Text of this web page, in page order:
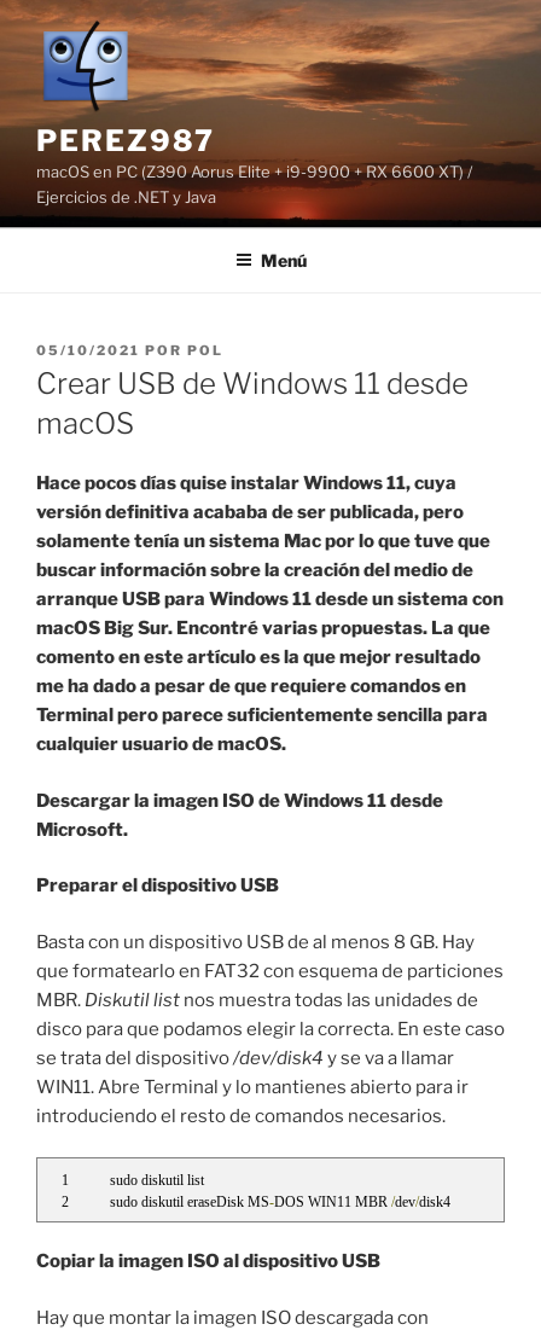
Saltar
contenido
PEREZ987
macOS en PC (Z390 Aorus Elite + i9-9900 + RX 6600 XT) /
Ejercicios de .NET y Java
Menú
PUBLICADO
EL
05/10/2021 POR POL
Crear USB de Windows 11 desde
macOS
Hace pocos días quise instalar Windows 11, cuya
versión definitiva acababa de ser publicada, pero
solamente tenía un sistema Mac por lo que tuve que
buscar información sobre la creación del medio de
arranque USB para Windows 11 desde un sistema con
macOS Big Sur. Encontré varias propuestas. La que
comento en este artículo es la que mejor resultado
me ha dado a pesar de que requiere comandos en
Terminal pero parece suficientemente sencilla para
cualquier usuario de macOS.
Descargar la imagen ISO de Windows 11 desde
Microsoft.
Preparar el dispositivo USB
Basta con un dispositivo USB de al menos 8 GB. Hay
que formatearlo en FAT32 con esquema de particiones
MBR. Diskutil list nos muestra todas las unidades de
disco para que podamos elegir la correcta. En este caso
se trata del dispositivo/dev/disk4 y se va a llamar
WIN11. Abre Terminal y lo mantienes abierto para ir
introduciendo el resto de comandos necesarios.
sudo diskutil list
sudo diskutil eraseDisk MS-DOS WIN11 MBR /dev/disk4
Copiar la imagen ISO al dispositivo USB
Hay que montar la imagen ISO descargada con